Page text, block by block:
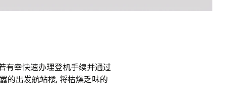
有幸快速办理登机手续并通过
的出发航站楼, 将枯燥乏味的